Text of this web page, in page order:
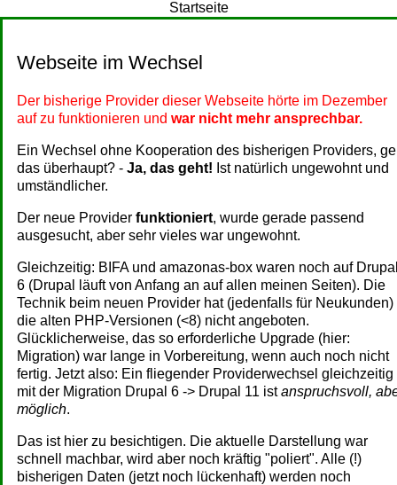
Startseite
Webseite im Wechsel
Der bisherige Provider dieser Webseite hörte im Dezember
auf zu funktionieren und war nicht mehr ansprechbar.
Ein Wechsel ohne Kooperation des bisherigen Providers,
das überhaupt? - Ja, das geht! Ist natürlich ungewohnt und
umständlicher.
Der neue Provider funktioniert, wurde gerade passend
ausgesucht, aber sehr vieles war ungewohnt.
Gleichzeitig: BIFA und amazonas-box waren noch auf
6 (Drupal läuft von Anfang an auf allen meinen Seiten). Die
Technik beim neuen Provider hat (jedenfalls für Neukunden)
die alten PHP-Versionen (<8) nicht angeboten.
Glücklicherweise, das so erforderliche Upgrade (hier:
Migration) war lange in Vorbereitung, wenn auch noch nicht
fertig. Jetzt also: Ein fliegender Providerwechsel gleichzeitig
mit der Migration Drupal 6 -> Drupal 11 istanspruchsvoll,
möglich.
Das ist hier zu besichtigen. Die aktuelle Darstellung war
schnell machbar, wird aber noch kräftig "poliert". Alle (!)
bisherigen Daten (jetzt noch lückenhaft) werden noch